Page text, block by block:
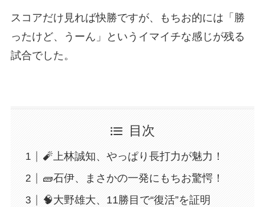
スコアだけ見れば快勝ですが、もちお的には「勝
ったけど、うーん」というイマイチな感じが残る
試合でした。
目次
🧨上林誠知、やっぱり長打力が魅力！
🧱石伊、まさかの一発にもちお驚愕！
🧠大野雄大、11勝目で“復活”を証明